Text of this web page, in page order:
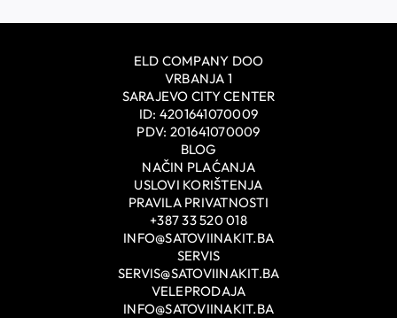
ELD COMPANY DOO
VRBANJA 1
SARAJEVO CITY CENTER
ID: 4201641070009
PDV: 201641070009
BLOG
NAČIN PLAĆANJA
USLOVI KORIŠTENJA
PRAVILA PRIVATNOSTI
+387 33 520 018
INFO@SATOVIINAKIT.BA
SERVIS
SERVIS@SATOVIINAKIT.BA
VELEPRODAJA
INFO@SATOVIINAKIT.BA